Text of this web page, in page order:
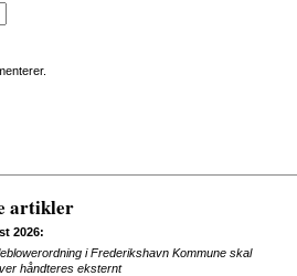
artikler
2026:
i Frederikshavn Kommune skal
håndteres eksternt